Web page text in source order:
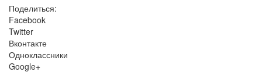
Поделиться:
Facebook
Twitter
Вконтакте
Одноклассники
Google+